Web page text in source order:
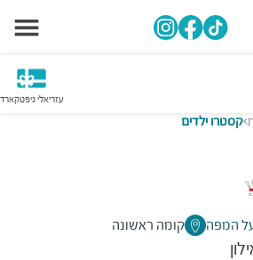
עזריאלי גיפטקארד
>קסטרו ילדים
המפה קומה ראשונה